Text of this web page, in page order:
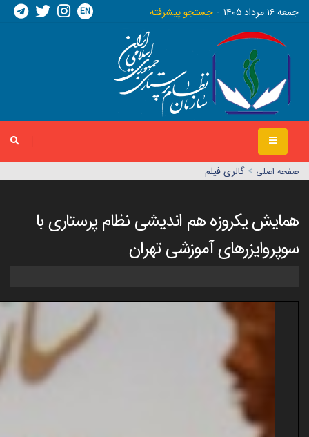
جمعه ١٦ مرداد ١٤٠٥ جستجو پیشرفته EN
صفحه اصلي > گالری فیلم
همایش یکروزه هم اندیشی نظام پرستاری با
سوپروایزرهای آموزشی تهران